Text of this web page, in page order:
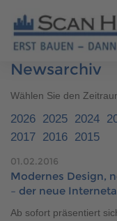
HÄUSER
MUSTERHÄUSER
SCANHAUS-VORTEILE
RUND UMS BAUEN
Newsarchiv
Wählen Sie den
2026 2025 2024
2017 2016 2015
01.02.2016
Modernes Design,
– der neue
Ab sofort präsentiert